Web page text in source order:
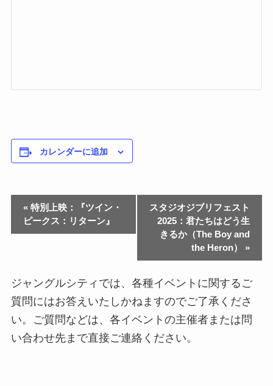
カレンダーに追加
«特別上映：『ツイン・
ピークス：リターン』
スタジオジブリフェスト
2025：君たちはどう生
きるか（The Boy and
the Heron） »
ジャングルシティでは、各種イベントに関するご
質問にはお答えいたしかねますのでご了承くださ
い。ご質問などは、各イベントの主催者または問
い合わせ先まで直接ご連絡ください。